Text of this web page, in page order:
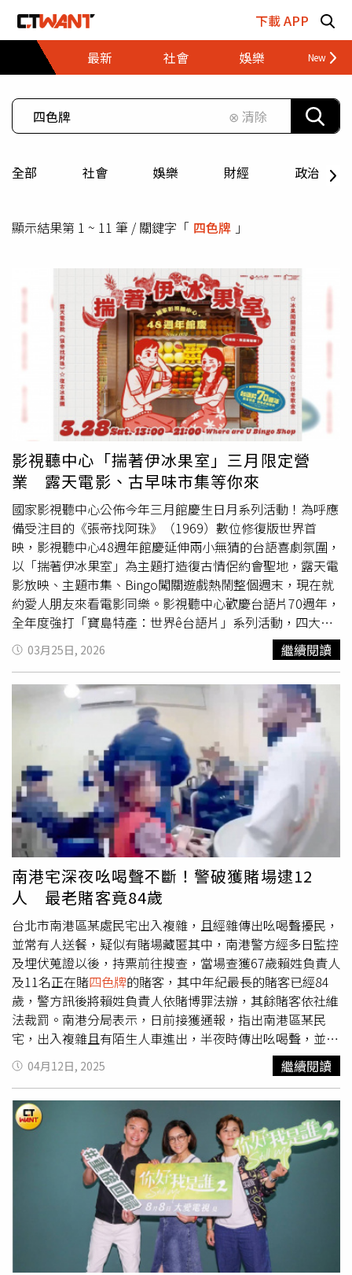
下載 APP
最新
社會 娛樂 財經
⊗ 清除
全部 社會 娛樂 財經 政治
顯示結果第 1 ~ 11 筆 / 關鍵字「 四色牌 」
影視聽中心「揣著伊冰果室」三月限定營
業 露天電影、古早味市集等你來
國家影視聽中心公佈今年三月館慶生日月系列活動！為呼應
備受注目的《張帝找阿珠》（1969）數位修復版世界首
映，影視聽中心48週年館慶延伸兩小無猜的台語喜劇氛圍，
以「揣著伊冰果室」為主題打造復古情侶約會聖地，露天電
影放映、主題市集、Bingo闖關遊戲熱鬧整個週末，現在就
約愛人朋友來看電影同樂。影視聽中心歡慶台語片70週年，
全年度強打「寶島特產：世界ê台語片」系列活動，四大主
題之一「當代迴響」重磅分享中心今年度的數位修復成果，
首波限定放映即為《張帝找阿珠》數位修復版！「急智歌
王」張帝、「歌仔戲皇帝」 楊麗花領銜主演台語歌唱喜劇
代表作，將在影視聽中心戶外廣場3月28日週六晚間七點免
費舉辦世界首映。呼應片中純樸復古的喜劇氛圍，影視聽中
心將新莊戶外廣場打造成「揣著伊冰果室」，將經典台語片
片名結合台灣人最難抵抗的諧音哏，一系列「台語片冰果菜
單」開啟Bingo闖關情境遊戲。關主「冰果室老闆鳳梨媽」
展開尋人任務，搭配台語小教室的延伸活動，盼能在寓教於
樂的氣氛中深入淺出演繹台語電影史。「揣看覓市集」有
「人生相談所」攤位聊心事。（圖／國家影視廳中心）如果
你是喜歡單獨看展、安靜看電影的I人，也歡迎來到「揣看
覓市集」逛逛選物，或是找「人生相談所」的攤位來一次唸
歌占卜、塔羅抽牌聊聊心事。在闔家同樂的週末假期，「揣
著伊冰果室」更規劃了精彩的全齡行程，讓大人小孩都能盡
興參與！「罐頭開講」以輕鬆的街頭講堂分享台灣飲食文化
魅力，「集氣小賣所」對你發出腦洞大開台語氣球謎題」挑
戰！還有吹泡泡的「冰果泡友聚」、適合揪團PK的「做伙
拍四色牌」，以及咖啡擴香石、剪紙冰果室等體驗工作坊。
「揣看覓市集」的攤商也呼應活動主題，以台語與現場民眾
互動！歡迎大家一邊學台語，同時從白天一路暢玩到晚上。
03月25日, 2026 繼續閱讀
南港宅深夜吆喝聲不斷！警破獲賭場逮12
人 最老賭客竟84歲
台北市南港區某處民宅出入複雜，且經雜傳出吆喝聲擾民，
並常有人送餐，疑似有賭場藏匿其中，南港警方經多日監控
及埋伏蒐證以後，持票前往搜查，當場查獲67歲賴姓負責人
及11名正在賭四色牌的賭客，其中年紀最長的賭客已經84
歲，警方訊後將賴姓負責人依賭博罪法辦，其餘賭客依社維
法裁罰。南港分局表示，日前接獲通報，指出南港區某民
宅，出入複雜且有陌生人車進出，半夜時傳出吆喝聲，並且
疑似有常有便當業來往負責送餐，質疑該處藏匿賭場，在經
警方多日監控與埋伏蒐證後，持士林地方法院核發搜索票前
往查緝。警方進入案發處後，當場查獲賴姓負責人，以及正
在賭四色牌
的11名賭客，這11名賭客年紀平均為60歲左
右，其中最年長的賭客甚至已經84歲。另，警方當日還查扣
賭資及抽頭金共6750元、賭具四色牌10副、監控設備等贓
證物。全案在訊後由警方將賴姓負責人依刑法賭博罪嫌移送
地檢署偵辦，其餘11名賭客則依社會秩序維護法進行裁罰。
南港分局呼籲，賭博行為害人害己，影響社會治安甚鉅，警
方將攜手友善通報網持續大力掃蕩流竄職業賭場外，同時加
強臨檢疑似賭博之治安顧慮場所，如棋牌社、桌遊店及電子
遊藝場等休閒場館。以維護社會安全。
04月12日, 2025 繼續閱讀